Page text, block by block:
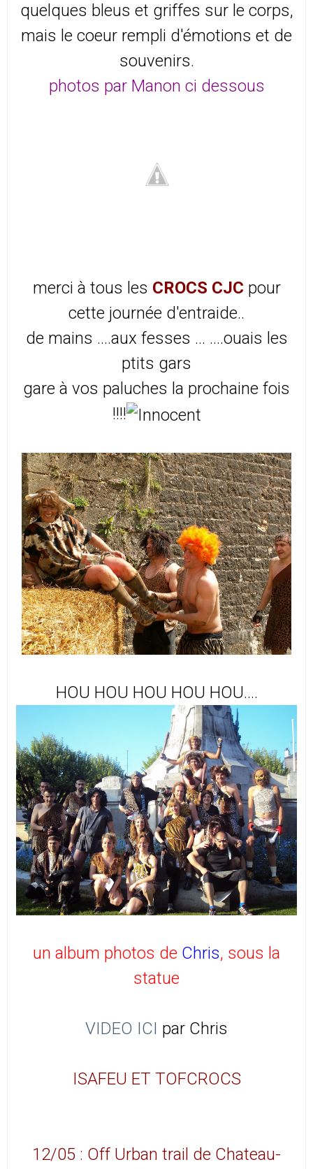
quelques bleus et griffes sur le corps,
mais le coeur rempli d'émotions et de
souvenirs.
photos par Manon ci dessous
merci à tous les CROCS CJC pour
cette journée d'entraide..
de mains ....aux fesses ... ....ouais les
ptits gars
gare à vos paluches la prochaine fois
!!!!
HOU HOU HOU HOU HOU....
un album photos de Chris, sous la
statue
VIDEO ICI par Chris
ISAFEU ET TOFCROCS
12/05 : Off Urban trail de Chateau-